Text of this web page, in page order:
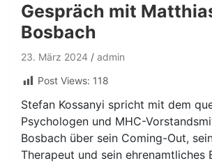
Gespräch mit
Bosbach
23. März 2024
admin
Post Views: 118
Stefan Kossanyi spricht mit dem
Psychologen und MHC-
Bosbach über sein Coming-Out,
Therapeut und sein ehrenamtliches